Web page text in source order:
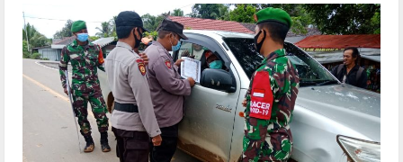
Polsek
Teweh
Timur
Gunakan
Media
Spanduk
Sosialisasikan
Stop
Karhutla